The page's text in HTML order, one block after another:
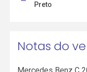
Preto
Notas do
Mercedes Benz C